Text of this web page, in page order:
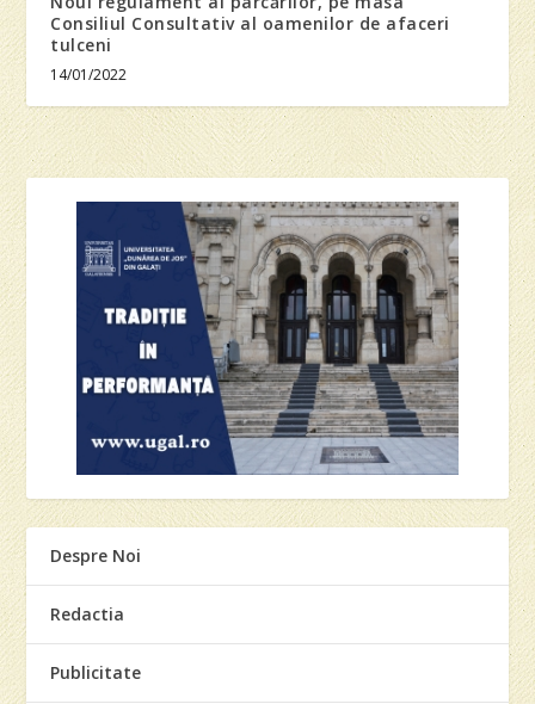
Consiliul Consultativ al oamenilor de afaceri
tulceni
14/01/2022
Despre Noi
Redactia
Publicitate